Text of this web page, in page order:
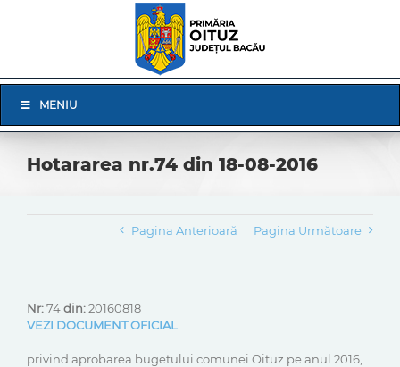
Navigation
MENIU
Hotararea nr.74 din 18-08-2016
Pagina Anterioară Pagina Următoare
Nr:74din:20160818
VEZI DOCUMENT OFICIAL
privind aprobarea bugetului comunei Oituz pe anul 2016,